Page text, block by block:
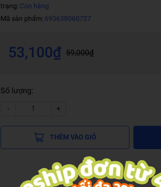
trạng: Còn hàng
Mã sản phẩm: 693638060727
53,100₫ 59,000₫
Số lượng:
-
+
THÊM VÀO GIỎ